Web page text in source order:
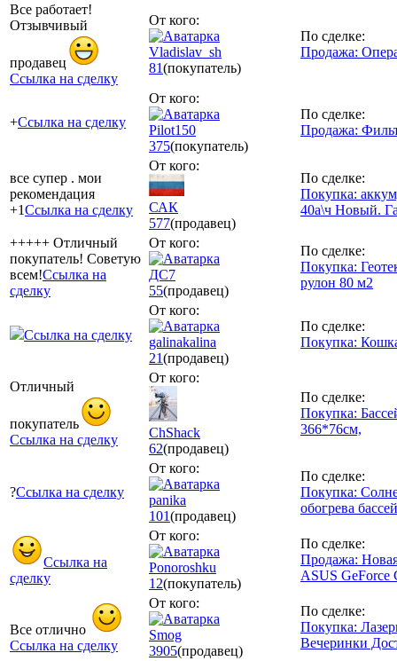
Все работает!
Отзывчивый
продавец
Ссылка на сделку
От кого:
Vladislav_sh
81(покупатель)
По сделке:
Продажа:
+Ссылка на сделку
От кого:
Pilot150
375(покупатель)
По сделке:
Продажа:
все супер . мои
рекомендация
+1Ссылка на сделку
От кого:
САК
577(продавец)
По сделке:
Покупка:
40a\ч Новый.
+++++ Отличный
покупатель! Советую
всем!Ссылка на
сделку
От кого:
ДС7
55(продавец)
По сделке:
Покупка:
рулон 80 м2
Ссылка на сделку
От кого:
galinakalina
21(продавец)
По сделке:
Покупка:
Отличный
покупатель
Ссылка на сделку
От кого:
ChShack
62(продавец)
По сделке:
Покупка:
366*76см,
?Ссылка на сделку
От кого:
panika
101(продавец)
По сделке:
Покупка:
обогрева
Ссылка на
сделку
От кого:
Ponoroshku
12(покупатель)
По сделке:
Продажа:
ASUS GeForce
Все отлично
Ссылка на сделку
От кого:
Smog
3905(продавец)
По сделке:
Покупка:
Вечеринки